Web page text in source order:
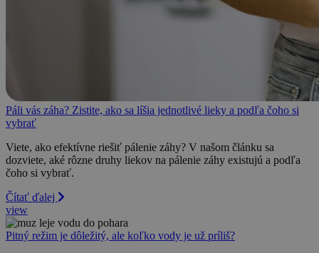
Páli vás záha? Zistite, ako sa líšia jednotlivé lieky a podľa čoho si
vybrať
Viete, ako efektívne riešiť pálenie záhy? V našom článku sa
dozviete, aké rôzne druhy liekov na pálenie záhy existujú a podľa
čoho si vybrať.
Čítať ďalej
view
Pitný režim je dôležitý, ale koľko vody je už príliš?